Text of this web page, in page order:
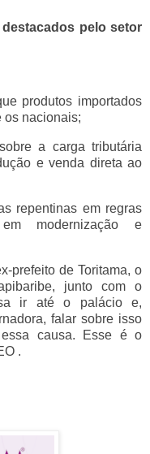
pelo setor
produtos importados
os nacionais;
a carga tributária
e venda direta ao
repentinas em regras
modernização e
prefeito de Toritama, o
junto com o
ir até o palácio e,
falar sobre isso
causa. Esse é o
.